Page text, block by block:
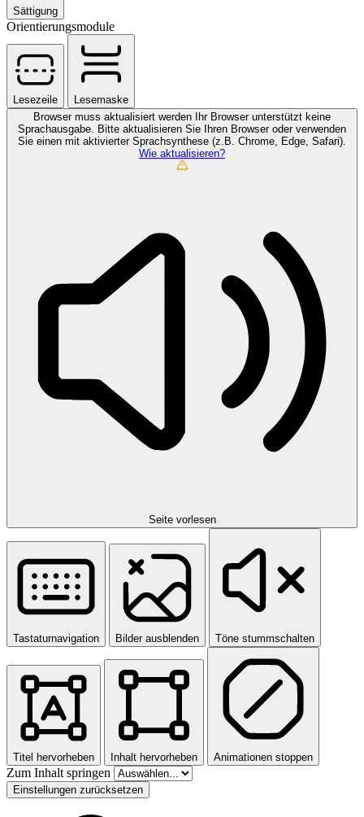
Sättigung
Orientierungsmodule
Lesezeile
Lesemaske
Browser muss aktualisiert werden
Ihr Browser unterstützt keine
Sprachausgabe. Bitte aktualisieren Sie Ihren Browser oder verwenden
Sie einen mit aktivierter Sprachsynthese (z.B. Chrome, Edge, Safari).
Wie aktualisieren?
Seite vorlesen
Tastaturnavigation Bilder ausblenden Töne stummschalten
Titel hervorheben Inhalt hervorheben Animationen stoppen
Zum Inhalt springen
Einstellungen zurücksetzen